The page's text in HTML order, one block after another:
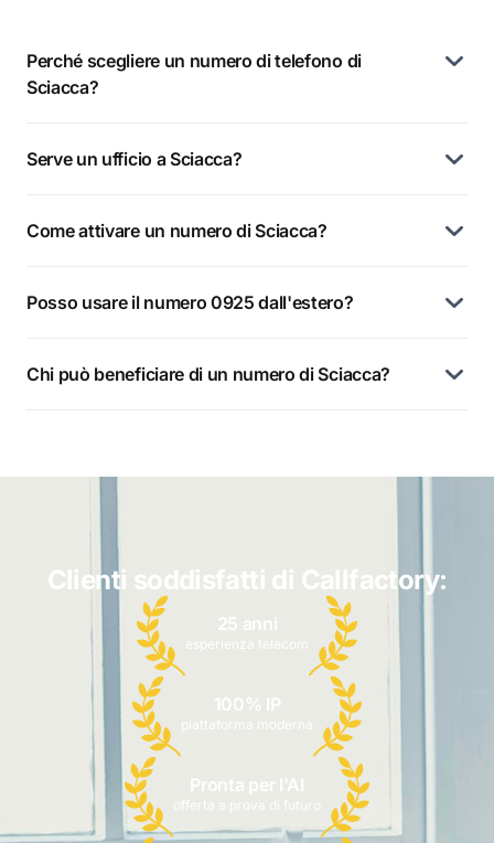
Perché scegliere un numero di telefono di
Sciacca?
Serve un ufficio a Sciacca?
Come attivare un numero di Sciacca?
Posso usare il numero 0925 dall'estero?
Chi può beneficiare di un numero di Sciacca?
Clienti soddisfatti di Callfactory:
25 anni
esperienza telecom
100% IP
piattaforma moderna
Pronta per l'AI
offerta a prova di futuro